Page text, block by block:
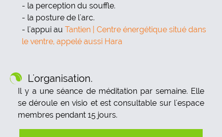
la perception du souffle.
la posture de l'arc.
l'appui au Tantien | Centre énergétique situé dans
le ventre, appelé aussi Hara
L'organisation.
Il y a une séance de méditation par semaine. Elle
se déroule en visio et est consultable sur l'espace
membres pendant 15 jours.